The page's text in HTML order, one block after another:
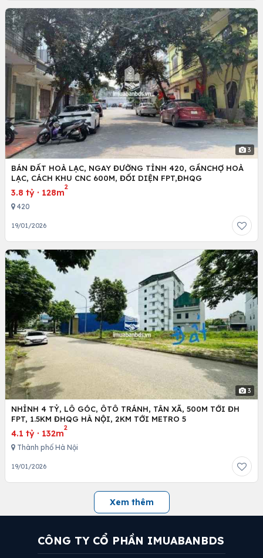
3
BÁN ĐẤT HOÀ LẠC, NGAY ĐƯỜNG TỈNH 420, GẦNCHỢ HOÀ
LẠC, CÁCH KHU CNC 600M, ĐỐI DIỆN FPT,ĐHQG
3.8 tỷ · 128m
2
420
19/01/2026
3
NHỈNH 4 TỶ, LÔ GÓC, ÔTÔ TRÁNH, TÂN XÃ, 500M TỚI ĐH
FPT, 1.5KM ĐHQG HÀ NỘI, 2KM TỚI METRO 5
4.1 tỷ · 132m
2
Thành phố Hà Nội
19/01/2026
Xem thêm
CÔNG TY CỔ PHẦN IMUABANBDS